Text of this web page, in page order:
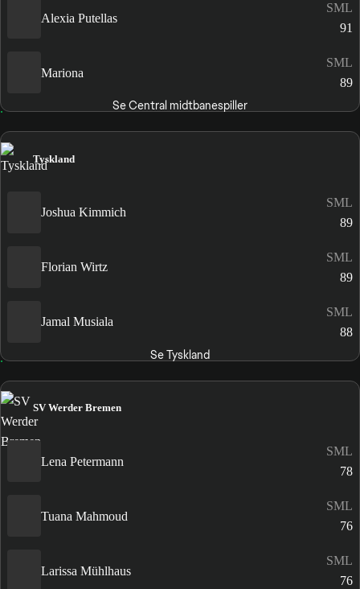
Alexia Putellas
SML
91
Mariona
SML
89
Se Central midtbanespiller
Tyskland
Joshua Kimmich
SML
89
Florian Wirtz
SML
89
Jamal Musiala
SML
88
Se Tyskland
SV Werder Bremen
Lena Petermann
SML
78
Tuana Mahmoud
SML
76
Larissa Mühlhaus
SML
76